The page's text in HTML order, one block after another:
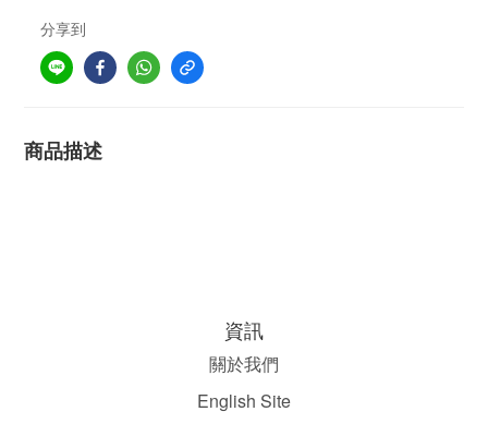
分享到
商品描述
資訊
關於我們
English Site